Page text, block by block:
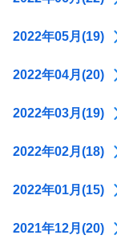
2022年05月(19)
2022年04月(20)
2022年03月(19)
2022年02月(18)
2022年01月(15)
2021年12月(20)